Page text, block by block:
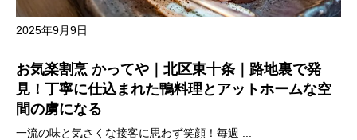
2025年9月9日
お気楽割烹 かってや｜北区東十条｜路地裏で発
見！丁寧に仕込まれた鴨料理とアットホームな空
間の虜になる
一流の味と気さくな接客に思わず笑顔！毎週 ...